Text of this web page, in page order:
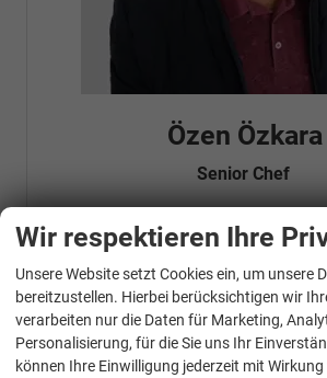
Özen Özkara
Senior Chef
Telefonnummer: 07181 -
E-Mailadresse:
Fahrzeugnr.
Geparkte Fahrzeuge (
Wir respektieren Ihre
Unsere Website setzt Cookies ein, um unsere
bereitzustellen. Hierbei berücksichtigen wir
verarbeiten nur die Daten für Marketing,
Personalisierung, für die Sie uns Ihr
können Ihre Einwilligung jederzeit mit